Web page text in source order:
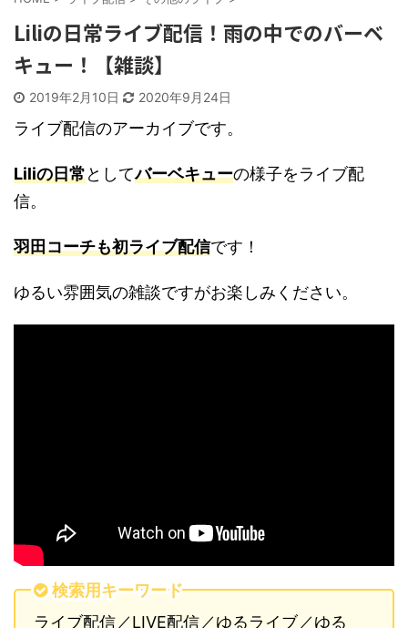
Liliの日常ライブ配信！雨の中でのバーベ
キュー！【雑談】
2019年2月10日 2020年9月24日
ライブ配信のアーカイブです。
Liliの日常としてバーベキューの様子をライブ配
信。
羽田コーチも初ライブ配信です！
ゆるい雰囲気の雑談ですがお楽しみください。
検索用キーワード
ライブ配信／LIVE配信／ゆるライブ／ゆる